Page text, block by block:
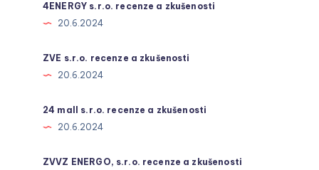
4ENERGY s.r.o. recenze a zkušenosti
20.6.2024
ZVE s.r.o. recenze a zkušenosti
20.6.2024
24 mall s.r.o. recenze a zkušenosti
20.6.2024
ZVVZ ENERGO, s.r.o. recenze a zkušenosti